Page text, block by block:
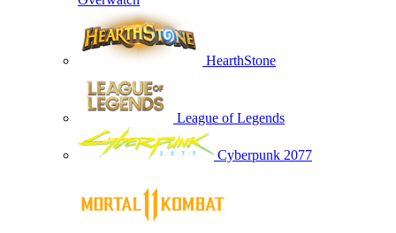
HearthStone
League of Legends
Cyberpunk 2077